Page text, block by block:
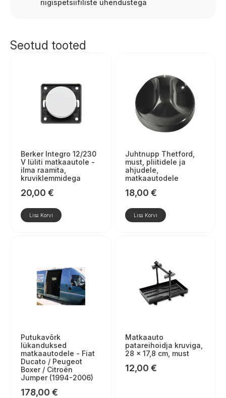
riigispetsiifiliste ühendustega
Seotud tooted
Berker Integro 12/230
V lüliti matkaautole -
ilma raamita,
kruviklemmidega
20,00 €
Lisa Korvi
Juhtnupp Thetford,
must, pliitidele ja
ahjudele,
matkaautodele
18,00 €
Lisa Korvi
Putukavõrk
lükanduksed
matkaautodele - Fiat
Ducato / Peugeot
Boxer / Citroën
Jumper (1994-2006)
178,00 €
Matkaauto
patareihoidja kruviga,
28 × 17,8 cm, must
12,00 €